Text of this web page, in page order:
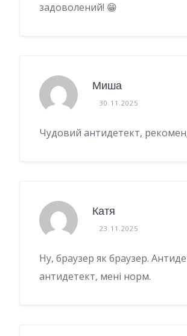
задоволений! 😁
Миша
30.11.2025
Чудовий антидетект,
Катя
23.11.2025
Ну, браузер як браузер.
антидетект, мені норм.